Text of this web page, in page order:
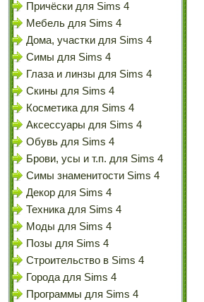
Причёски для Sims 4
Мебель для Sims 4
Дома, участки для Sims 4
Симы для Sims 4
Глаза и линзы для Sims 4
Скины для Sims 4
Косметика для Sims 4
Аксессуары для Sims 4
Обувь для Sims 4
Брови, усы и т.п. для Sims 4
Симы знаменитости Sims 4
Декор для Sims 4
Техника для Sims 4
Моды для Sims 4
Позы для Sims 4
Строительство в Sims 4
Города для Sims 4
Программы для Sims 4